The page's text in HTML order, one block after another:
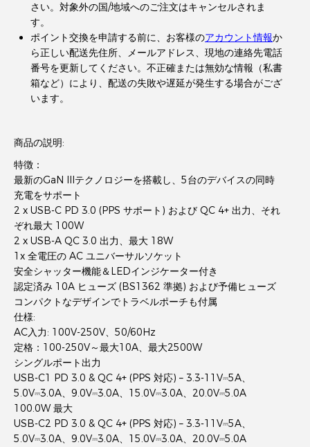
さい。対象外の国/地域へのご注文はキャンセルされま
す。
ポイント交換を申請する前に、お客様のアカウント情報か
ら正しい配送先住所、メールアドレス、現地の連絡先電話
番号を更新してください。不正確または無効な情報（私書
箱など）により、配送の失敗や遅延が発生する場合がござ
います。
商品の説明:
特徴：
最新のGaN IIIテクノロジーを搭載し、5台のデバイスの同時
充電をサポート
2 x USB-C PD 3.0 (PPS サポート) および QC 4+ 出力、それ
ぞれ最大 100W
2 x USB-A QC 3.0 出力、最大 18W
1x 全電圧の AC ユニバーサルソケット
安全シャッター機能＆LEDインジケーター付き
認定済み 10A ヒューズ (BS1362 準拠) および予備ヒューズ
コンパクトなデザインでトラベルポーチも付属
仕様:
AC入力: 100V-250V、50/60Hz
定格：100-250V～最大10A、最大2500W
シングルポート出力
USB-C1 PD 3.0 & QC 4+ (PPS 対応) – 3.3-11V⎓5A、
5.0V⎓3.0A、9.0V⎓3.0A、15.0V⎓3.0A、20.0V⎓5.0A
100.0W 最大
USB-C2 PD 3.0 & QC 4+ (PPS 対応) – 3.3-11V⎓5A、
5.0V⎓3.0A、9.0V⎓3.0A、15.0V⎓3.0A、20.0V⎓5.0A